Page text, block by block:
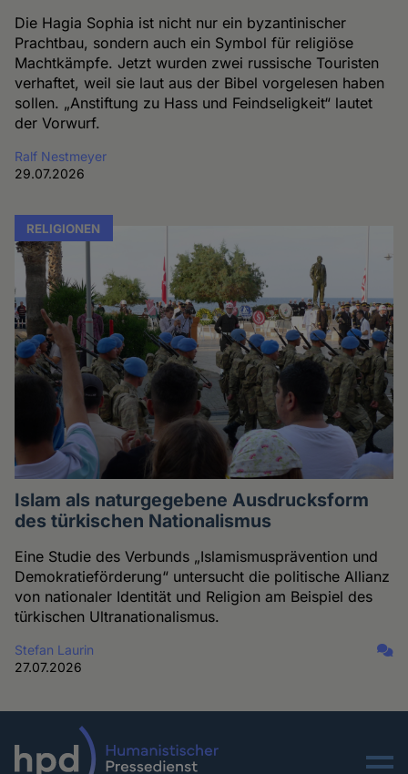
Die Hagia Sophia ist nicht nur ein byzantinischer
Prachtbau, sondern auch ein Symbol für religiöse
Machtkämpfe. Jetzt wurden zwei russische Touristen
verhaftet, weil sie laut aus der Bibel vorgelesen haben
sollen. „Anstiftung zu Hass und Feindseligkeit“ lautet
der Vorwurf.
Ralf Nestmeyer
29.07.2026
RELIGIONEN
Islam als naturgegebene Ausdrucksform
des türkischen Nationalismus
Eine Studie des Verbunds „Islamismusprävention und
Demokratieförderung“ untersucht die politische Allianz
von nationaler Identität und Religion am Beispiel des
türkischen Ultranationalismus.
Stefan Laurin
27.07.2026